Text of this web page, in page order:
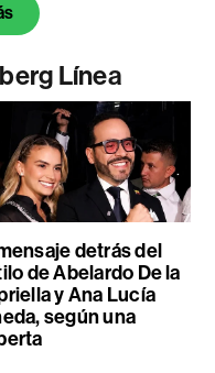
Línea
detrás del
de Abelardo De la
y Ana Lucía
según una